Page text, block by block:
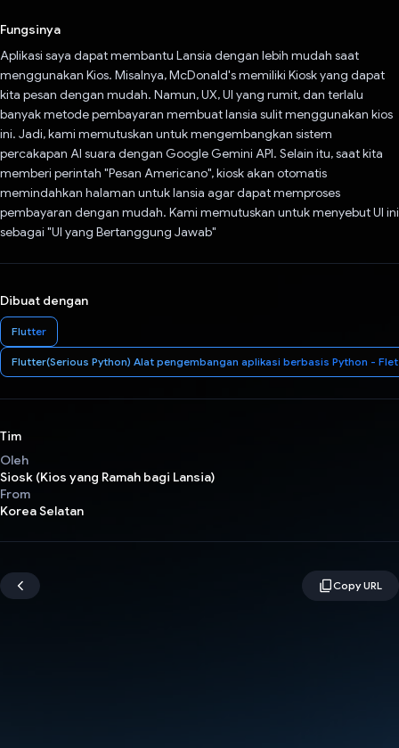
Fungsinya
Aplikasi saya dapat membantu Lansia dengan lebih mudah saat
menggunakan Kios. Misalnya, McDonald's memiliki Kiosk yang dapat
kita pesan dengan mudah. Namun, UX, UI yang rumit, dan terlalu
banyak metode pembayaran membuat lansia sulit menggunakan kios
ini. Jadi, kami memutuskan untuk mengembangkan sistem
percakapan AI suara dengan Google Gemini API. Selain itu, saat kita
memberi perintah "Pesan Americano", kiosk akan otomatis
memindahkan halaman untuk lansia agar dapat memproses
pembayaran dengan mudah. Kami memutuskan untuk menyebut UI ini
sebagai "UI yang Bertanggung Jawab"
Dibuat dengan
Flutter
Flutter(Serious Python) Alat pengembangan aplikasi berbasis Python - Flet
Tim
Oleh
Siosk (Kios yang Ramah bagi Lansia)
From
Korea Selatan